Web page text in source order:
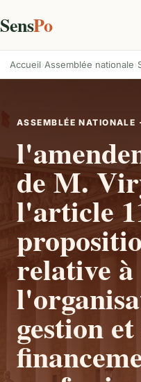
SensPo
Accueil Assemblée nationale
ASSEMBLÉE NATIONALE
de M.
l'article
relative à
gestion